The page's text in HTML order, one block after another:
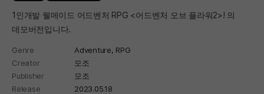
1인개발 웰메이드 어드벤처 RPG <어드벤처 오브 플라워2>! 의
데모버전입니다.
Genre Adventure, RPG
Creator
모조
Publisher
모조
Release
2023.05.18